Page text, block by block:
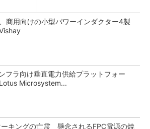
商用向けの小型パワーインダクター4製
フラ向け垂直電力供給プラットフォー
Microsystem...
ーキングの亡霊 懸念されるFPC電源の焼